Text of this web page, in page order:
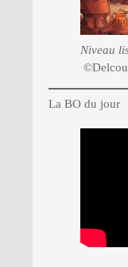
Niveau
La BO du jour